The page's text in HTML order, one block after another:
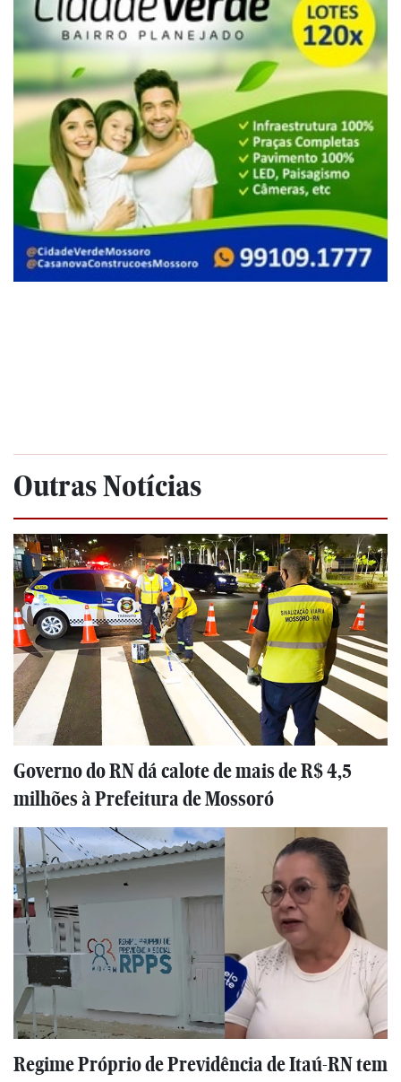
Outras Notícias
Governo do RN dá calote de mais de R$ 4,5
milhões à Prefeitura de Mossoró
Regime Próprio de Previdência de Itaú-RN tem